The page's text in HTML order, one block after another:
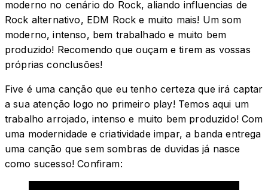
moderno no cenário do Rock, aliando influencias de
Rock alternativo, EDM Rock e muito mais! Um som
moderno, intenso, bem trabalhado e muito bem
produzido! Recomendo que ouçam e tirem as vossas
próprias conclusões!
Five é uma canção que eu tenho certeza que irá captar
a sua atenção logo no primeiro play! Temos aqui um
trabalho arrojado, intenso e muito bem produzido! Com
uma modernidade e criatividade impar, a banda entrega
uma canção que sem sombras de duvidas já nasce
como sucesso! Confiram: